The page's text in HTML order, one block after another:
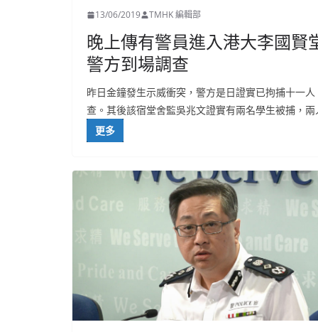
13/06/2019 TMHK 編輯部
晚上傳有警員進入港大李國賢
警方到場調查
昨日金鐘發生示威衝突，警方是日證實已拘捕十一
查。其後該宿堂舍監吳兆文證實有兩名學生被捕，
更多